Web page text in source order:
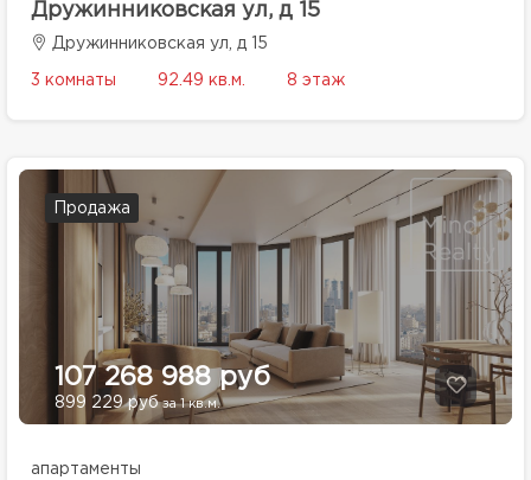
Дружинниковская ул, д 15
Дружинниковская ул, д 15
3 комнаты 92.49 кв.м. 8 этаж
Продажа
107 268 988 руб
899 229 рубза 1 кв.м.
апартаменты